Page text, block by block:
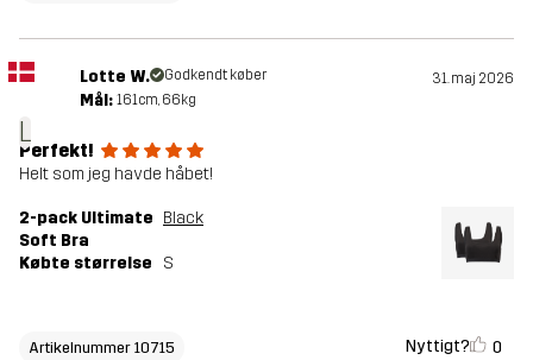
L
Lotte W. Godkendt køber 31. maj 2026
Mål: 161cm, 66kg
Perfekt!
Helt som jeg havde håbet!
2-pack Ultimate
Soft Bra
Black
Købte størrelse S
Artikelnummer 10715 Nyttigt? 0